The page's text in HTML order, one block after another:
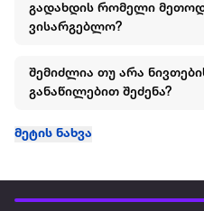
გადახდის რომელი
ვისარგებლო?
შემიძლია თუ არა
განაწილებით შეძენა?
მეტის ნახვა